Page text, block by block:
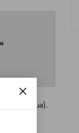
(Польша).